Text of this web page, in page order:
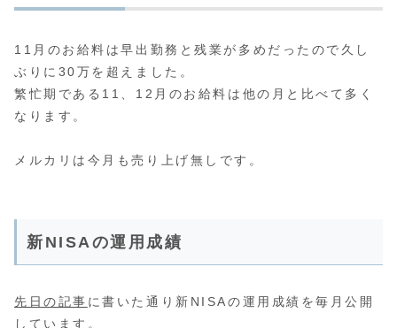
11月のお給料は早出勤務と残業が多めだったので久し
ぶりに30万を超えました。
繁忙期である11、12月のお給料は他の月と比べて多く
なります。
メルカリは今月も売り上げ無しです。
新NISAの運用成績
先日の記事 に書いた通り新NISAの運用成績を毎月公開
しています。